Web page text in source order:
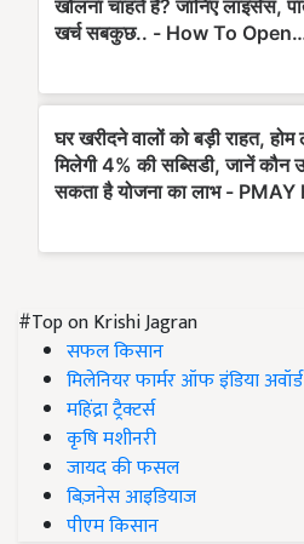
#Top on Krishi Jagran
सफल किसान
मिलेनियर फार्मर ऑफ इंडिया अवॉर्ड
महिंद्रा ट्रैक्टर्स
कृषि मशीनरी
जायद की फसल
बिज़नेस आइडियाज
पीएम किसान